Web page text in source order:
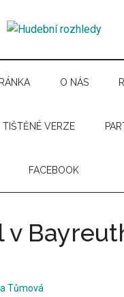
O NÁS
VERZE
FACEBOOK
v
Tůmová